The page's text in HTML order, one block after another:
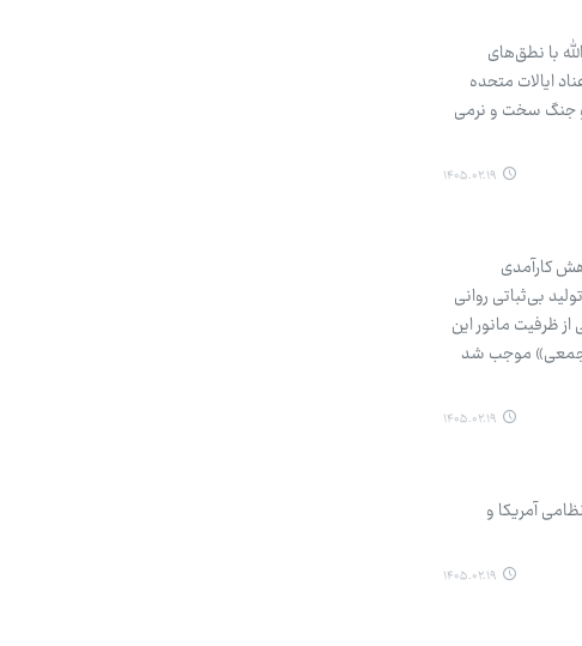
با نطق‌های
ایالات متحده
و تا به امروز استمرار دارد و جنگ سخت و نرمی
۱۴۰۵.۰۲.۱۹
کارآمدی
بی‌ثباتی روانی
ظرفیت مانور این
جمعی» موجب شد
۱۴۰۵.۰۲.۱۹
آمریکا و
۱۴۰۵.۰۲.۱۹